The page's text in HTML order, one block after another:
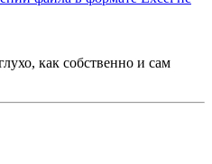
как собственно и сам